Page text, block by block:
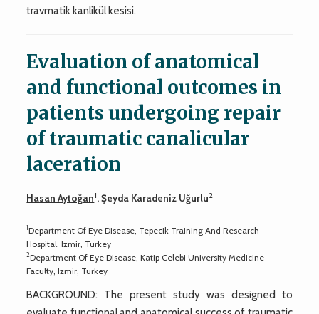
travmatik kanlikül kesisi.
Evaluation of anatomical
and functional outcomes in
patients undergoing repair
of traumatic canalicular
laceration
Hasan Aytoğan1, Şeyda Karadeniz Uğurlu2
1Department Of Eye Disease, Tepecik Training And Research
Hospital, Izmir, Turkey
2Department Of Eye Disease, Katip Celebi University Medicine
Faculty, Izmir, Turkey
BACKGROUND: The present study was designed to